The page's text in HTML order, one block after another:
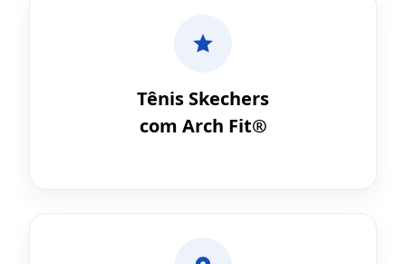
Tênis Skechers
com Arch Fit®